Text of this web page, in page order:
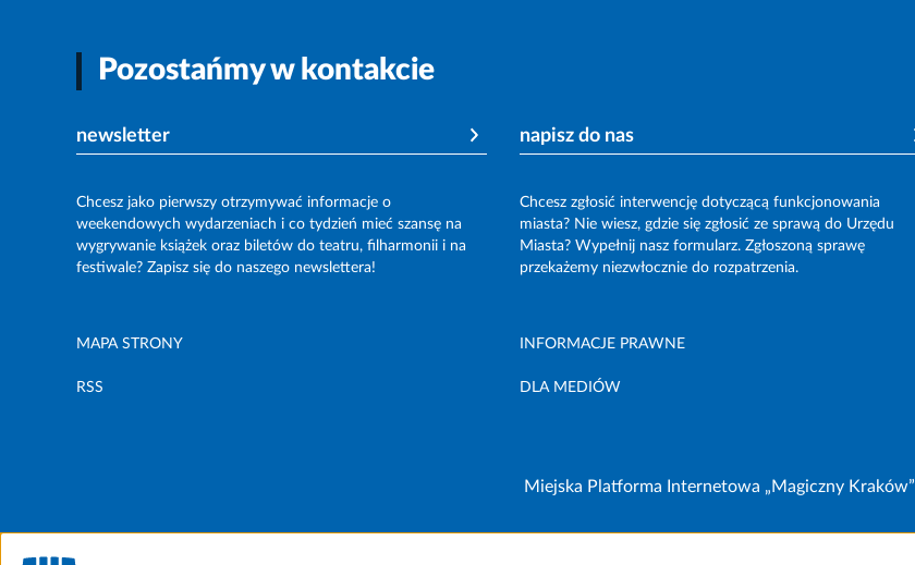
Pozostańmy w kontakcie
newsletter
Chcesz jako pierwszy otrzymywać informacje o
weekendowych wydarzeniach i co tydzień mieć szansę na
wygrywanie książek oraz biletów do teatru, filharmonii i na
festiwale? Zapisz się do naszego newslettera!
napisz do nas
Chcesz zgłosić interwencję dotyczącą funkcjonowania
miasta? Nie wiesz, gdzie się zgłosić ze sprawą do Urzędu
Miasta? Wypełnij nasz formularz. Zgłoszoną sprawę
przekażemy niezwłocznie do rozpatrzenia.
MAPA STRONY INFORMACJE PRAWNE
RSS DLA MEDIÓW
Miejska Platforma Internetowa „Magiczny Kraków”